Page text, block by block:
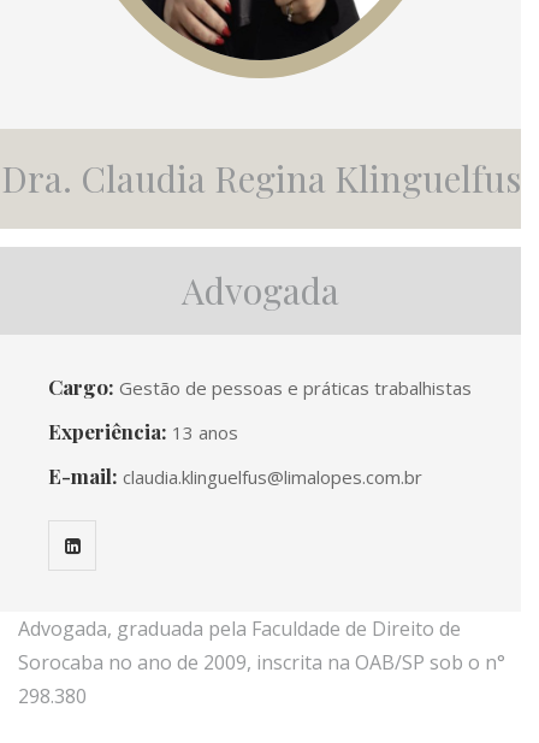
Dra. Claudia Regina Klinguelfus
Advogada
Cargo: Gestão de pessoas e práticas trabalhistas
Experiência: 13 anos
E-mail: claudia.klinguelfus@limalopes.com.br
Advogada, graduada pela Faculdade de Direito de
Sorocaba no ano de 2009, inscrita na OAB/SP sob o n°
298.380